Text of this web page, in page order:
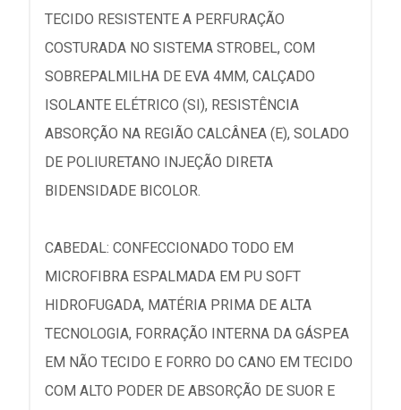
TECIDO RESISTENTE A PERFURAÇÃO
COSTURADA NO SISTEMA STROBEL, COM
SOBREPALMILHA DE EVA 4MM, CALÇADO
ISOLANTE ELÉTRICO (SI), RESISTÊNCIA
ABSORÇÃO NA REGIÃO CALCÂNEA (E), SOLADO
DE POLIURETANO INJEÇÃO DIRETA
BIDENSIDADE BICOLOR.
CABEDAL: CONFECCIONADO TODO EM
MICROFIBRA ESPALMADA EM PU SOFT
HIDROFUGADA, MATÉRIA PRIMA DE ALTA
TECNOLOGIA, FORRAÇÃO INTERNA DA GÁSPEA
EM NÃO TECIDO E FORRO DO CANO EM TECIDO
COM ALTO PODER DE ABSORÇÃO DE SUOR E